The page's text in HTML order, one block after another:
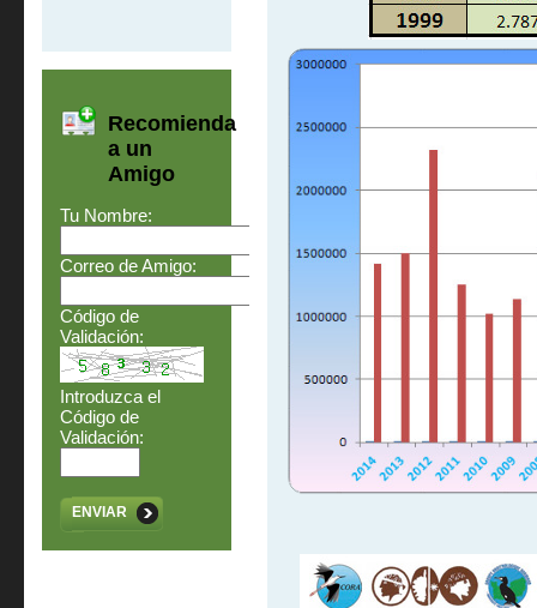
Recomienda
a un
Amigo
Tu Nombre:
Correo de Amigo:
Código de
Validación:
Introduzca el
Código de
Validación:
ENVIAR